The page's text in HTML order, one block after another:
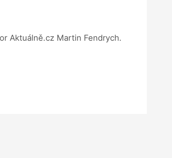
Aktuálně.cz Martin Fendrych.